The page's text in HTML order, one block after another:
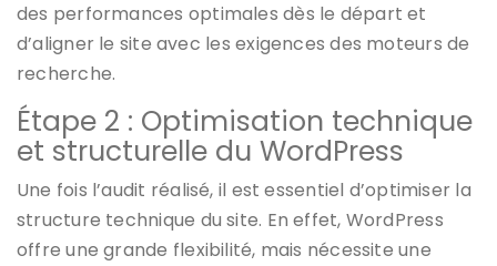
des performances optimales dès le départ et
d’aligner le site avec les exigences des moteurs de
recherche.
Étape 2 : Optimisation technique
et structurelle du WordPress
Une fois l’audit réalisé, il est essentiel d’optimiser la
structure technique du site. En effet, WordPress
offre une grande flexibilité, mais nécessite une